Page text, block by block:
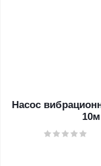
Насос вибрационный Belamos